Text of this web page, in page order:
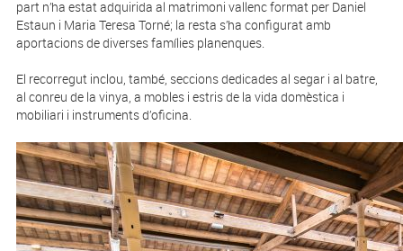
part n’ha estat adquirida al matrimoni vallenc format per Daniel
Estaun i Maria Teresa Torné; la resta s’ha configurat amb
aportacions de diverses famílies planenques.
El recorregut inclou, també, seccions dedicades al segar i al batre,
al conreu de la vinya, a mobles i estris de la vida domèstica i
mobiliari i instruments d’oficina.